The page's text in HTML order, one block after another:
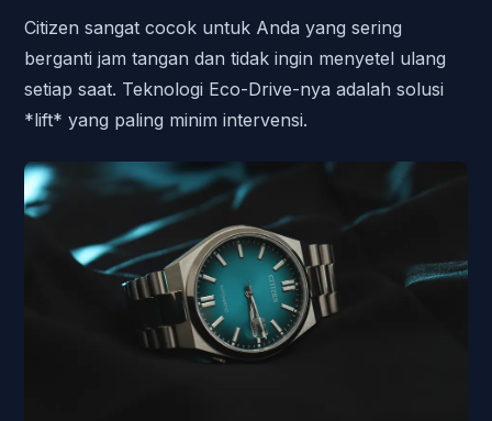
Citizen sangat cocok untuk Anda yang sering
berganti jam tangan dan tidak ingin menyetel ulang
setiap saat. Teknologi Eco-Drive-nya adalah solusi
*lift* yang paling minim intervensi.